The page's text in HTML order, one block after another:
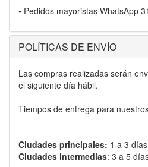
• Pedidos mayoristas WhatsApp
POLÍTICAS DE ENVÍO
Las compras realizadas serán
el siguiente día hábil.
Tiempos de entrega para
Ciudades principales: 1 a 3
Ciudades intermedias: 3 a 5